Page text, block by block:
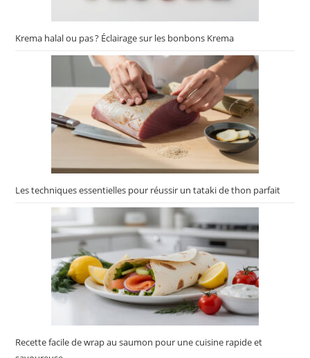
Krema halal ou pas ? Éclairage sur les bonbons Krema
Les techniques essentielles pour réussir un tataki de thon parfait
Recette facile de wrap au saumon pour une cuisine rapide et